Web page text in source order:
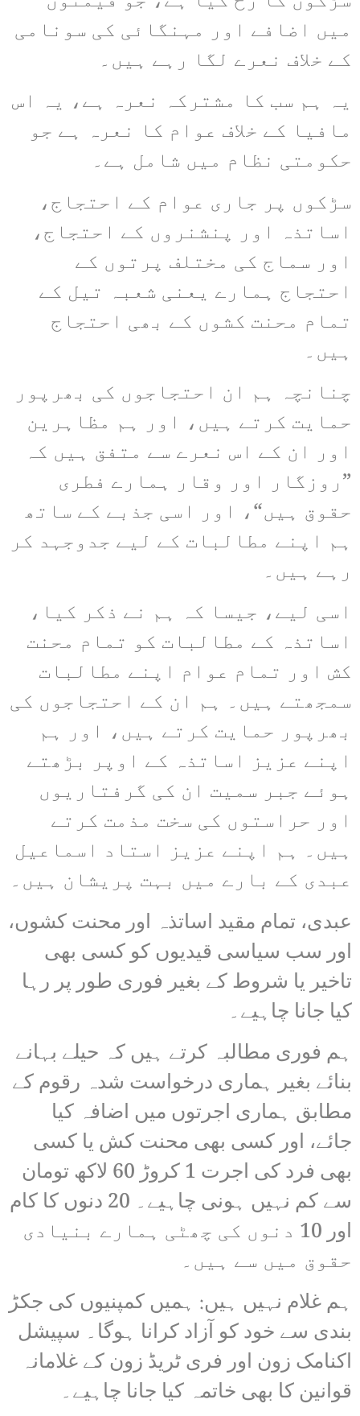
میں اضافے اور مہنگائی کی سونامی
کے خلاف نعرے لگا رہے ہیں۔
یہ ہم سب کا مشترکہ نعرہ ہے، یہ اس
مافیا کے خلاف عوام کا نعرہ ہے جو
حکومتی نظام میں شامل ہے۔
سڑکوں پر جاری عوام کے احتجاج،
اساتذہ اور پنشنروں کے احتجاج،
اور سماج کی مختلف پرتوں کے
احتجاج ہمارے یعنی شعبہ تیل کے
تمام محنت کشوں کے بھی احتجاج
ہیں۔
چنانچہ ہم ان احتجاجوں کی بھرپور
حمایت کرتے ہیں، اور ہم مظاہرین
اور ان کے اس نعرے سے متفق ہیں کہ
”روزگار اور وقار ہمارے فطری
حقوق ہیں“، اور اسی جذبے کے ساتھ
ہم اپنے مطالبات کے لیے جدوجہد کر
رہے ہیں۔
اسی لیے، جیسا کہ ہم نے ذکر کیا،
اساتذہ کے مطالبات کو تمام محنت
کش اور تمام عوام اپنے مطالبات
سمجھتے ہیں۔ ہم ان کے احتجاجوں کی
بھرپور حمایت کرتے ہیں، اور ہم
اپنے عزیز اساتذہ کے اوپر بڑھتے
ہوئے جبر سمیت ان کی گرفتاریوں
اور حراستوں کی سخت مذمت کرتے
ہیں۔ ہم اپنے عزیز استاد اسماعیل
عبدی کے بارے میں بہت پریشان ہیں۔
عبدی، تمام مقید اساتذہ اور محنت کشوں،
اور سب سیاسی قیدیوں کو کسی بھی
تاخیر یا شروط کے بغیر فوری طور پر رہا
کیا جانا چاہیے۔
ہم فوری مطالبہ کرتے ہیں کہ حیلے بہانے
بنائے بغیر ہماری درخواست شدہ رقوم کے
مطابق ہماری اجرتوں میں اضافہ کیا
جائے، اور کسی بھی محنت کش یا کسی
بھی فرد کی اجرت 1 کروڑ 60 لاکھ تومان
سے کم نہیں ہونی چاہیے۔ 20 دنوں کا کام
اور 10 دنوں کی چھٹی ہمارے بنیادی
حقوق میں سے ہیں۔
ہم غلام نہیں ہیں: ہمیں کمپنیوں کی جکڑ
بندی سے خود کو آزاد کرانا ہوگا۔ سپیشل
اکنامک زون اور فری ٹریڈ زون کے غلامانہ
قوانین کا بھی خاتمہ کیا جانا چاہیے۔